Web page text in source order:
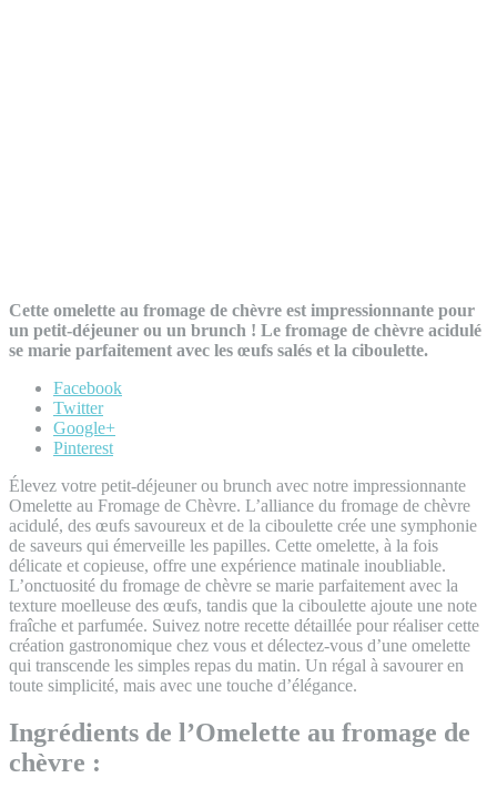
Cette omelette au fromage de chèvre est impressionnante pour
un petit-déjeuner ou un brunch ! Le fromage de chèvre acidulé
se marie parfaitement avec les œufs salés et la ciboulette.
Facebook
Twitter
Google+
Pinterest
Élevez votre petit-déjeuner ou brunch avec notre impressionnante
Omelette au Fromage de Chèvre. L’alliance du fromage de chèvre
acidulé, des œufs savoureux et de la ciboulette crée une symphonie
de saveurs qui émerveille les papilles. Cette omelette, à la fois
délicate et copieuse, offre une expérience matinale inoubliable.
L’onctuosité du fromage de chèvre se marie parfaitement avec la
texture moelleuse des œufs, tandis que la ciboulette ajoute une note
fraîche et parfumée. Suivez notre recette détaillée pour réaliser cette
création gastronomique chez vous et délectez-vous d’une omelette
qui transcende les simples repas du matin. Un régal à savourer en
toute simplicité, mais avec une touche d’élégance.
Ingrédients de l’Omelette au fromage de
chèvre :